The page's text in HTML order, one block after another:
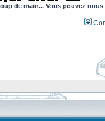
de main... Vous pouvez